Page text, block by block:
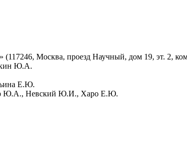
Москва, проезд Научный, дом 19, эт. 2,
Ю.А.
Е.Ю.
Ю.А., Невский Ю.И., Харо Е.Ю.